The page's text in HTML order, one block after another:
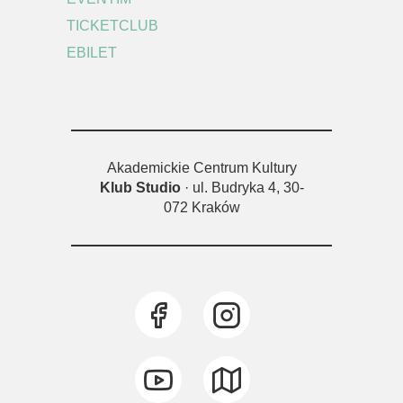
TICKETCLUB
EBILET
Akademickie Centrum Kultury
Klub Studio· ul. Budryka 4, 30-
072 Kraków